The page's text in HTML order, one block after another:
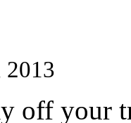
2013
off your